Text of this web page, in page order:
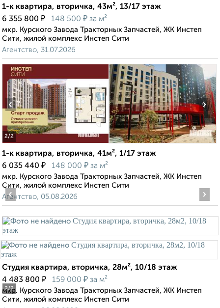
1-к квартира, вторичка, 43м², 13/17 этаж
6 355 800 ₽ 148 500 ₽ за м²
мкр. Курского Завода Тракторных Запчастей, ЖК Инстеп
Сити, жилой комплекс Инстеп Сити
Агентство, 31.07.2026
2/2
‹ ›
1-к квартира, вторичка, 41м², 1/17 этаж
6 035 440 ₽ 148 000 ₽ за м²
мкр. Курского Завода Тракторных Запчастей, ЖК Инстеп
Сити, жилой комплекс Инстеп Сити
Агентство, 05.08.2026
2/2
‹ ›
Студия квартира, вторичка, 28м², 10/18 этаж
4 483 800 ₽ 159 000 ₽ за м²
мкр. Курского Завода Тракторных Запчастей, ЖК Инстеп
Сити, жилой комплекс Инстеп Сити